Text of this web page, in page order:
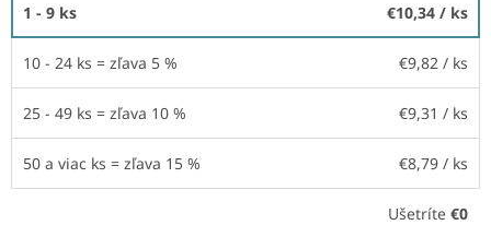
1 - 9 ks €10,34 / ks
10 - 24 ks = zľava 5 % €9,82 / ks
25 - 49 ks = zľava 10 % €9,31 / ks
50 a viac ks = zľava 15 % €8,79 / ks
Ušetríte €0